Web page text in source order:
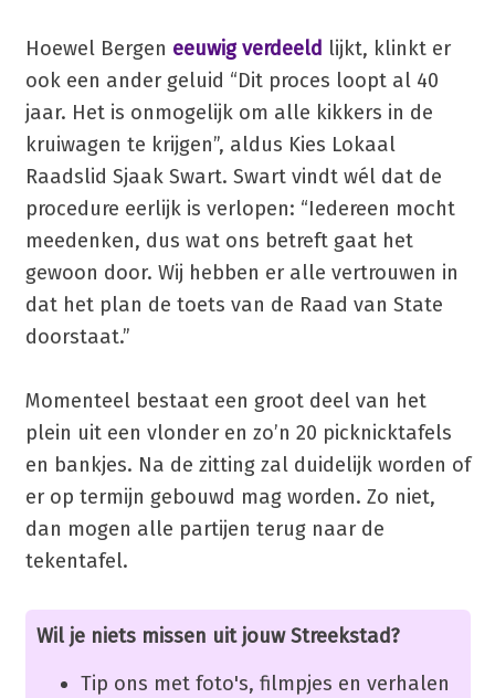
Hoewel Bergen eeuwig verdeeld lijkt, klinkt er
ook een ander geluid “Dit proces loopt al 40
jaar. Het is onmogelijk om alle kikkers in de
kruiwagen te krijgen”, aldus Kies Lokaal
Raadslid Sjaak Swart. Swart vindt wél dat de
procedure eerlijk is verlopen: “Iedereen mocht
meedenken, dus wat ons betreft gaat het
gewoon door. Wij hebben er alle vertrouwen in
dat het plan de toets van de Raad van State
doorstaat.”
Momenteel bestaat een groot deel van het
plein uit een vlonder en zo’n 20 picknicktafels
en bankjes. Na de zitting zal duidelijk worden of
er op termijn gebouwd mag worden. Zo niet,
dan mogen alle partijen terug naar de
tekentafel.
Wil je niets missen uit jouw Streekstad?
Tip ons met foto's, filmpjes en verhalen